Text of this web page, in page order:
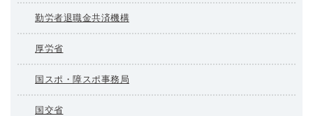
勤労者退職金共済機構
厚労省
国スポ・障スポ事務局
国交省